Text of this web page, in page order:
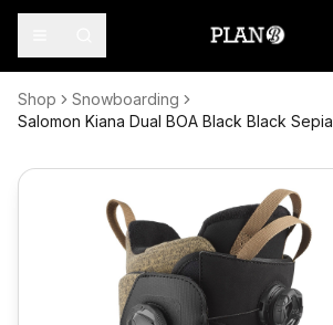
Shop
Snowboarding
Salomon Kiana Dual BOA Black Black